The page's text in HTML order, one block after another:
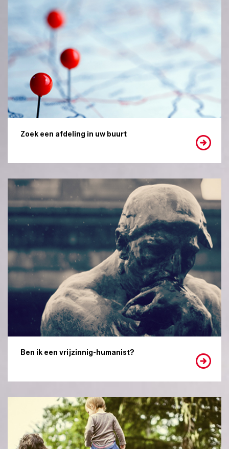
Zoek een afdeling in uw buurt
Ben ik een vrijzinnig-humanist?